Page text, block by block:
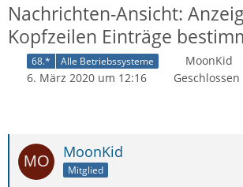
Nachrichten-Ansicht:
Kopfzeilen Einträge
68.* Alle Betriebssysteme
MoonKid
6. März 2020 um 12:16
Geschlossen
MoonKid
Mitglied